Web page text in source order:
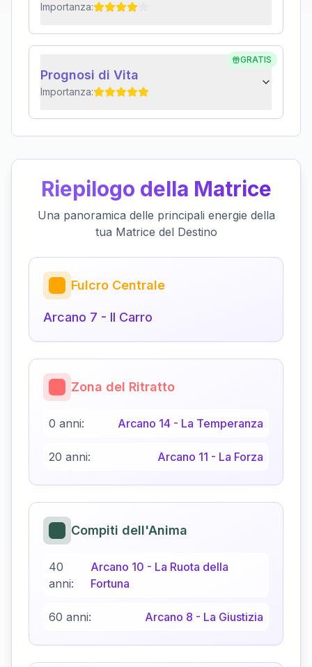
Importanza:
GRATIS
Prognosi di Vita
Importanza:
Riepilogo della Matrice
Una panoramica delle principali energie della
tua Matrice del Destino
Fulcro Centrale
Arcano 7 - Il Carro
Zona del Ritratto
0 anni: Arcano 14 - La Temperanza
20 anni: Arcano 11 - La Forza
Compiti dell'Anima
40
anni:
Arcano 10 - La Ruota della
Fortuna
60 anni: Arcano 8 - La Giustizia